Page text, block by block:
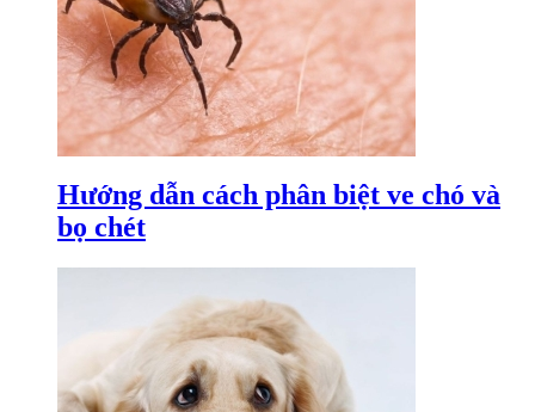
Hướng dẫn cách phân biệt ve chó và
bọ chét